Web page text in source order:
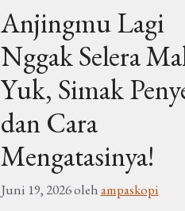
Anjingmu Lagi
Nggak Selera
Yuk, Simak
dan Cara
Mengatasinya!
Juni 19, 2026olehampaskopi